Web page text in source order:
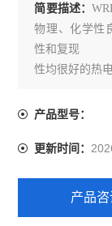
简要描述：
物理、化学性
性和复现
性均很好的热
产品型号：
更新时间：
产品咨